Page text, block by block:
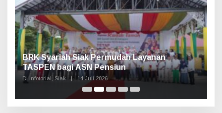
:
Haul Sultan Siak ke-60 Digelar, Bupati Afni
Ajak Masyarakat Lestarikan Sejarah
Kesultanan
Di Infotorial, Siak 12 Juli 2026